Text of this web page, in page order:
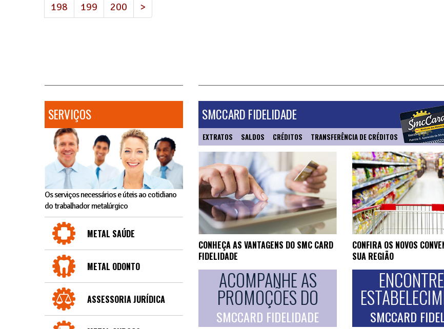
198
199 200 >
SERVIÇOS
Os serviços necessários e úteis ao cotidiano
do trabalhador metalúrgico
METAL SAÚDE
METAL ODONTO
ASSESSORIA JURÍDICA
SMCCARD FIDELIDADE
EXTRATOS SALDOS CRÉDITOS TRANSFERÊNCIA DE CRÉDITOS
CONHEÇA AS VANTAGENS DO SMC CARD
FIDELIDADE
ACOMPANHE AS
PROMOÇÕES DO
SMCCARD FIDELIDADE
CONFIRA OS NOVOS
SUA REGIÃO
SMCCARD